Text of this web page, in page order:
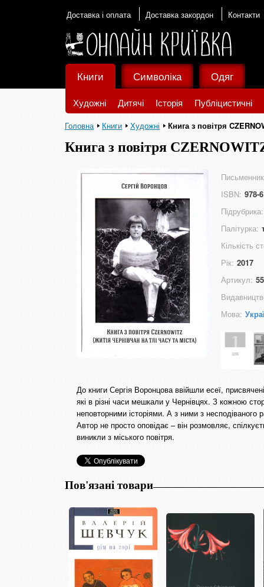
Доставка і оплата Доставка закордон Контакти
Книги
Художні Дитячі Історія Публіцистичні
Символіка Одяг
Головна Книги Художні Книга з повітря
Книга з повітря
ISBN: 978-
Підрубрика:
Палітурка:
Кількість
Рік: 2017
Артикул:
Мова:
До книги Сергія Воронцова ввійшли есеї,
які в різні часи мешкали у Чернівцях. З кожною
неповторними історіями. А з ними з несподіваного
Автор не просто оповідає – він розмовляє,
виникли з міського повітря.
Пов'язані товари